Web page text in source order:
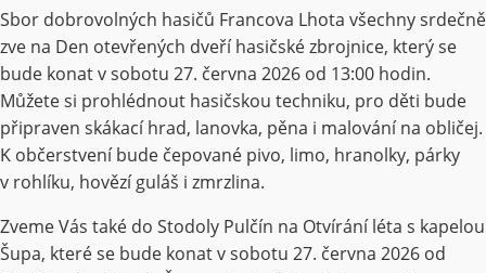
Sbor dobrovolných hasičů Francova Lhota všechny srdečně
zve na Den otevřených dveří hasičské zbrojnice, který se
bude konat v sobotu 27. června 2026 od 13:00 hodin.
Můžete si prohlédnout hasičskou techniku, pro děti bude
připraven skákací hrad, lanovka, pěna i malování na obličej.
K občerstvení bude čepované pivo, limo, hranolky, párky
v rohlíku, hovězí guláš i zmrzlina.
Zveme Vás také do Stodoly Pulčín na Otvírání léta s kapelou
Šupa, které se bude konat v sobotu 27. června 2026 od